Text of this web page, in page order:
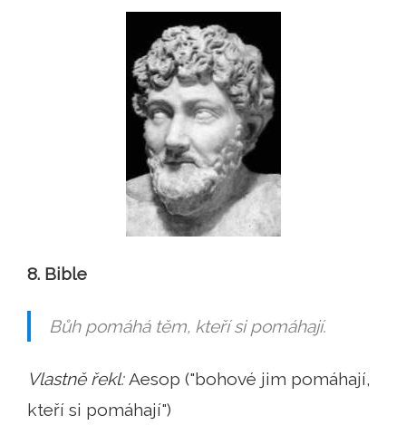
8. Bible
Bůh pomáhá těm, kteří si pomáhají.
Vlastně řekl:Aesop ("bohové jim pomáhají,
kteří si pomáhají")